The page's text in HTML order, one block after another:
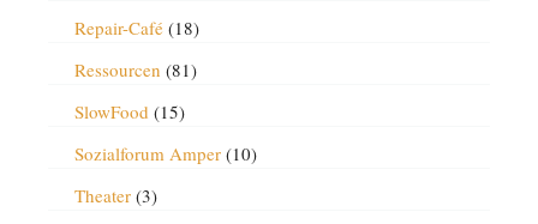
Repair-Café(18)
Ressourcen (81)
SlowFood (15)
Sozialforum Amper(10)
Theater(3)